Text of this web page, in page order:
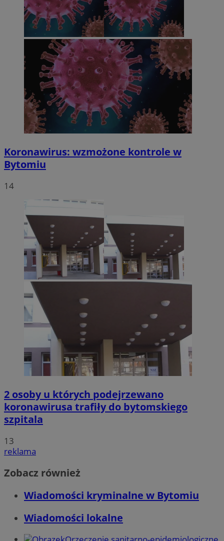
Koronawirus: wzmożone kontrole w
Bytomiu
14
2 osoby u których podejrzewano
koronawirusa trafiły do bytomskiego
szpitala
13
reklama
Zobacz również
Wiadomości kryminalne w Bytomiu
Wiadomości lokalne